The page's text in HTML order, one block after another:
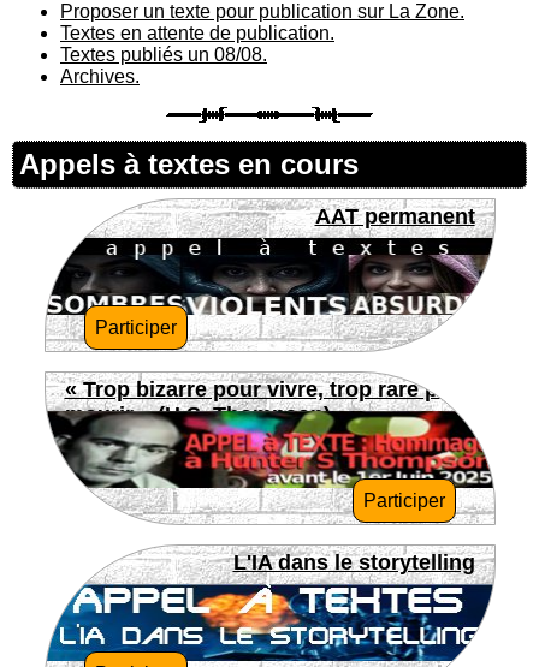
Proposer un texte pour publication sur La Zone.
Textes en attente de publication.
Textes publiés un 08/08.
Archives.
Appels à textes en cours
AAT permanent
Participer
« Trop bizarre pour vivre, trop rare pour
mourir » (H.S. Thompson)
Participer
L'IA dans le storytelling